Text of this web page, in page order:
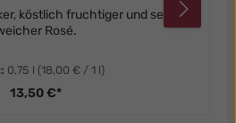
köstlich fruchtiger und sehr
Rosé.
0,75 l (18,00 € / 1 l)
13,50 €*